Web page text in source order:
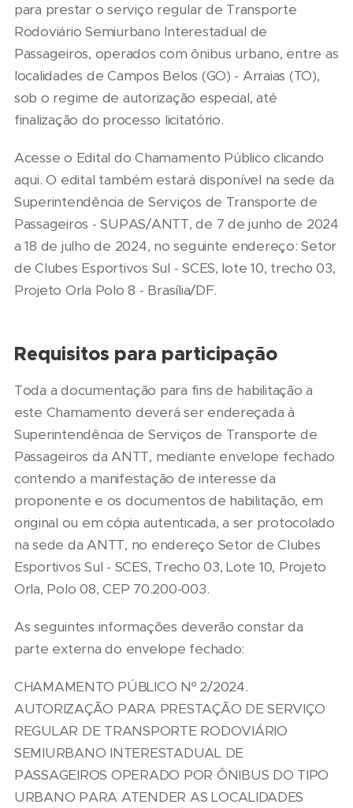
para prestar o serviço regular de Transporte
Rodoviário Semiurbano Interestadual de
Passageiros, operados com ônibus urbano, entre as
localidades de Campos Belos (GO) - Arraias (TO),
sob o regime de autorização especial, até
finalização do processo licitatório.
Acesse o Edital do Chamamento Público clicando
aqui. O edital também estará disponível na sede da
Superintendência de Serviços de Transporte de
Passageiros - SUPAS/ANTT, de 7 de junho de 2024
a 18 de julho de 2024, no seguinte endereço: Setor
de Clubes Esportivos Sul - SCES, lote 10, trecho 03,
Projeto Orla Polo 8 - Brasília/DF.
Requisitos para participação
Toda a documentação para fins de habilitação a
este Chamamento deverá ser endereçada à
Superintendência de Serviços de Transporte de
Passageiros da ANTT, mediante envelope fechado
contendo a manifestação de interesse da
proponente e os documentos de habilitação, em
original ou em cópia autenticada, a ser protocolado
na sede da ANTT, no endereço Setor de Clubes
Esportivos Sul - SCES, Trecho 03, Lote 10, Projeto
Orla, Polo 08, CEP 70.200-003.
As seguintes informações deverão constar da
parte externa do envelope fechado:
CHAMAMENTO PÚBLICO Nº 2/2024.
AUTORIZAÇÃO PARA PRESTAÇÃO DE SERVIÇO
REGULAR DE TRANSPORTE RODOVIÁRIO
SEMIURBANO INTERESTADUAL DE
PASSAGEIROS OPERADO POR ÔNIBUS DO TIPO
URBANO PARA ATENDER AS LOCALIDADES